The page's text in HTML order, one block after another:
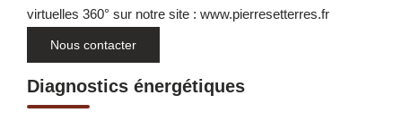
virtuelles 360° sur notre site : www.pierresetterres.fr
Nous contacter
Diagnostics énergétiques